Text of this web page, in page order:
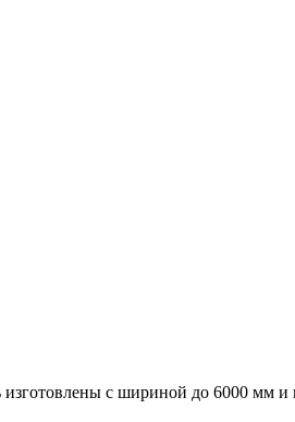
с шириной до 6000 мм